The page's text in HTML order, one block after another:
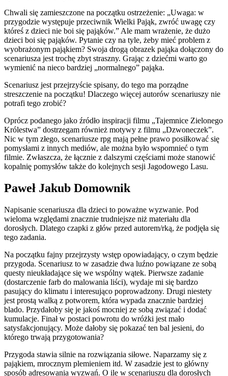
Chwali się zamieszczone na początku ostrzeżenie: „Uwaga: w
przygodzie występuje przeciwnik Wielki Pająk, zwróć uwagę czy
któreś z dzieci nie boi się pająków.” Ale mam wrażenie, że dużo
dzieci boi się pająków. Pytanie czy na tyle, żeby mieć problem z
wyobrażonym pająkiem? Swoja drogą obrazek pająka dołączony do
scenariusza jest trochę zbyt straszny. Grając z dziećmi warto go
wymienić na nieco bardziej „normalnego” pająka.
Scenariusz jest przejrzyście spisany, do tego ma porządne
streszczenie na początku! Dlaczego więcej autorów scenariuszy nie
potrafi tego zrobić?
Oprócz podanego jako źródło inspiracji filmu „Tajemnice Zielonego
Królestwa” dostrzegam również motywy z filmu „Dzwoneczek”.
Nic w tym złego, scenariusze rpg mają pełne prawo posiłkować się
pomysłami z innych mediów, ale można było wspomnieć o tym
filmie. Zwłaszcza, że łącznie z dalszymi częściami może stanowić
kopalnię pomysłów także do kolejnych sesji Jagodowego Lasu.
Paweł Jakub Domownik
Napisanie scenariusza dla dzieci to poważne wyzwanie. Pod
wieloma względami znacznie trudniejsze niż materiału dla
dorosłych. Dlatego czapki z głów przed autorem/rką, że podjęła się
tego zadania.
Na początku fajny przejrzysty wstęp opowiadający, o czym będzie
przygoda. Scenariusz to w zasadzie dwa luźno powiązane ze sobą
questy nieukładające się we wspólny wątek. Pierwsze zadanie
(dostarczenie farb do malowania liści), wydaje mi się bardzo
pasujący do klimatu i interesująco poprowadzony. Drugi niestety
jest prostą walką z potworem, która wypada znacznie bardziej
blado. Przydałoby się je jakoś mocniej ze sobą związać i dodać
kumulacje. Finał w postaci powrotu do wróżki jest mało
satysfakcjonujący. Może dałoby się pokazać ten bal jesieni, do
którego trwają przygotowania?
Przygoda stawia silnie na rozwiązania siłowe. Naparzamy się z
pająkiem, mrocznym plemieniem itd. W zasadzie jest to główny
sposób adresowania wyzwań. O ile w scenariuszu dla dorosłych